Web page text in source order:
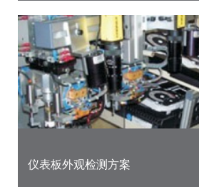
仪表板外观检测方案